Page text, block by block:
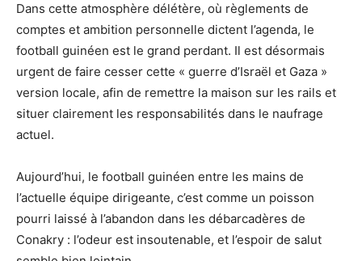
Dans cette atmosphère délétère, où règlements de
comptes et ambition personnelle dictent l’agenda, le
football guinéen est le grand perdant. Il est désormais
urgent de faire cesser cette « guerre d’Israël et Gaza »
version locale, afin de remettre la maison sur les rails et
situer clairement les responsabilités dans le naufrage
actuel.
Aujourd’hui, le football guinéen entre les mains de
l’actuelle équipe dirigeante, c’est comme un poisson
pourri laissé à l’abandon dans les débarcadères de
Conakry : l’odeur est insoutenable, et l’espoir de salut